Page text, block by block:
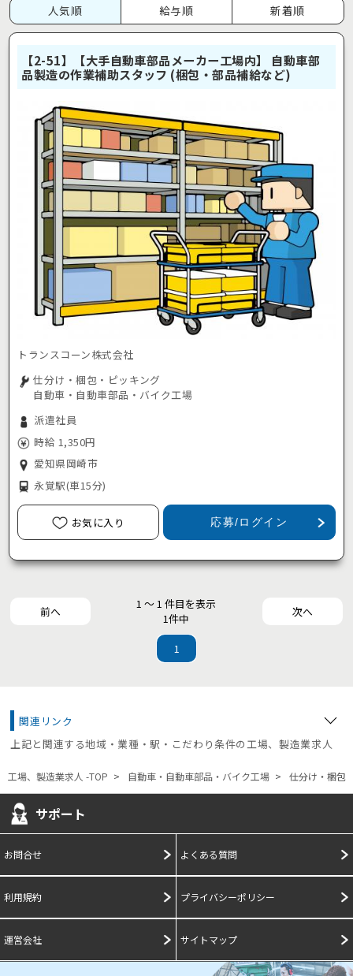
人気順 給与順 新着順
【2-51】【大手自動車部品メーカー工場内】 自動車部
品製造の作業補助スタッフ (梱包・部品補給など)
トランスコーン株式会社
仕分け・梱包・ピッキング
自動車・自動車部品・バイク工場
派遣社員
時給 1,350円
愛知県岡崎市
永覚駅(車15分)
お気に入り 応募/ログイン
前へ
1 ～ 1 件目を表示
1件中
次へ
1
関連リンク
上記と関連する地域・業種・駅・こだわり条件の工場、製造業求人
工場、製造業求人 -TOP 自動車・自動車部品・バイク工場 仕分け・梱包
サポート
お問合せ よくある質問
利用規約 プライバシーポリシー
運営会社 サイトマップ